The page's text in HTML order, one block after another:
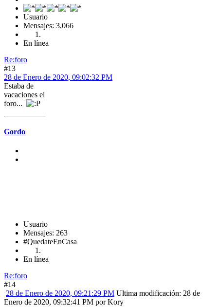
Usuario
Mensajes: 3,066
En línea
Re:foro
#13
28 de Enero de 2020, 09:02:32 PM
Estaba de
vacaciones el
foro...
Gordo
Usuario
Mensajes: 263
#QuedateEnCasa
En línea
Re:foro
#14
28 de Enero de 2020, 09:21:29 PM Ultima modificación: 28 de
Enero de 2020, 09:32:41 PM por Kory